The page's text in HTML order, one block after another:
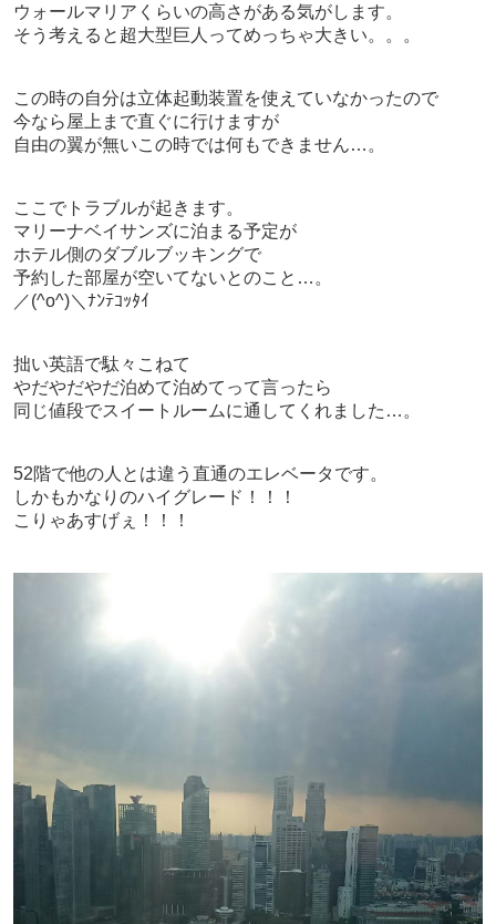
ウォールマリアくらいの高さがある気がします。
そう考えると超大型巨人ってめっちゃ大きい。。。
この時の自分は立体起動装置を使えていなかったので
今なら屋上まで直ぐに行けますが
自由の翼が無いこの時では何もできません…。
ここでトラブルが起きます。
マリーナベイサンズに泊まる予定が
ホテル側のダブルブッキングで
予約した部屋が空いてないとのこと…。
／(^o^)＼ﾅﾝﾃｺｯﾀｲ
拙い英語で駄々こねて
やだやだやだ泊めて泊めてって言ったら
同じ値段でスイートルームに通してくれました…。
52階で他の人とは違う直通のエレベータです。
しかもかなりのハイグレード！！！
こりゃあすげぇ！！！